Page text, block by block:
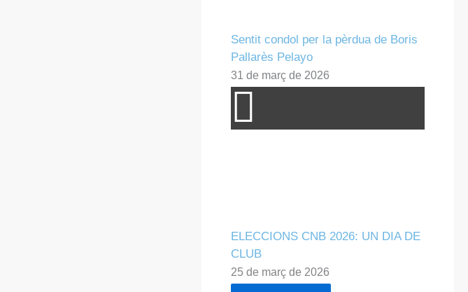
Sentit condol per la pèrdua de Boris
Pallarès Pelayo
31 de març de 2026
ELECCIONS CNB 2026: UN DIA DE
CLUB
25 de març de 2026